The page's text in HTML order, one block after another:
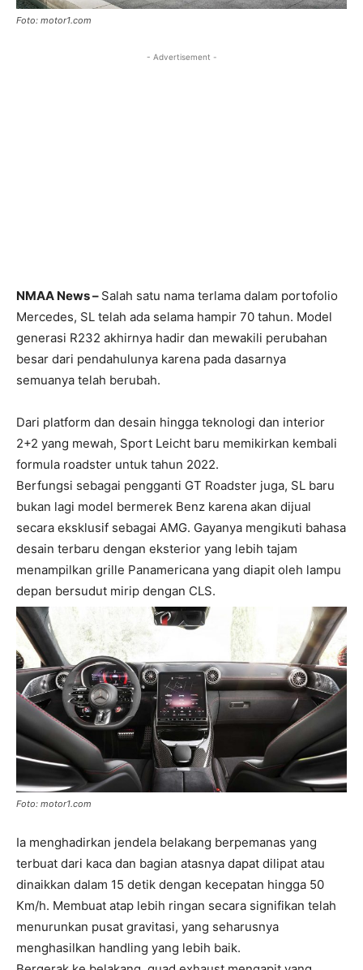
Foto: motor1.com
- Advertisement -
NMAA News – Salah satu nama terlama dalam portofolio
Mercedes, SL telah ada selama hampir 70 tahun. Model
generasi R232 akhirnya hadir dan mewakili perubahan
besar dari pendahulunya karena pada dasarnya
semuanya telah berubah.
Dari platform dan desain hingga teknologi dan interior
2+2 yang mewah, Sport Leicht baru memikirkan kembali
formula roadster untuk tahun 2022.
Berfungsi sebagai pengganti GT Roadster juga, SL baru
bukan lagi model bermerek Benz karena akan dijual
secara eksklusif sebagai AMG. Gayanya mengikuti bahasa
desain terbaru dengan eksterior yang lebih tajam
menampilkan grille Panamericana yang diapit oleh lampu
depan bersudut mirip dengan CLS.
Foto: motor1.com
Ia menghadirkan jendela belakang berpemanas yang
terbuat dari kaca dan bagian atasnya dapat dilipat atau
dinaikkan dalam 15 detik dengan kecepatan hingga 50
Km/h. Membuat atap lebih ringan secara signifikan telah
menurunkan pusat gravitasi, yang seharusnya
menghasilkan handling yang lebih baik.